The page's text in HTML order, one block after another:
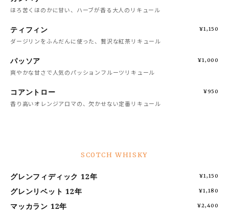
ほろ苦くほのかに甘い、ハーブが香る大人のリキュール
ティフィン ¥1,150
ダージリンをふんだんに使った、贅沢な紅茶リキュール
パッソア ¥1,000
爽やかな甘さで人気のパッションフルーツリキュール
コアントロー ¥950
香り高いオレンジアロマの、欠かせない定番リキュール
SCOTCH WHISKY
グレンフィディック 12年 ¥1,150
グレンリベット 12年 ¥1,180
マッカラン 12年 ¥2,400